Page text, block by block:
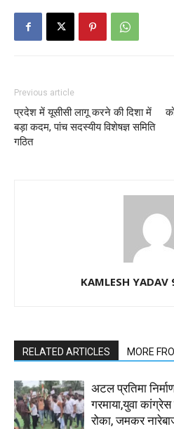
Previous article
प्रदेश में यूसीसी लागू करने की दिशा में
बड़ा कदम, पांच सदस्यीय विशेषज्ञ समिति
गठित
KAMLESH
RELATED ARTICLES MORE
अटल प्रतिमा
गरमाया,युवा
रोका, जमकर